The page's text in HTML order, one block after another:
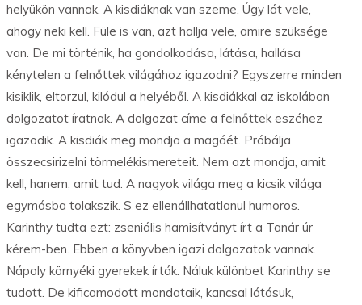
helyükön vannak. A kisdiáknak van szeme. Úgy lát vele,
ahogy neki kell. Füle is van, azt hallja vele, amire szüksége
van. De mi történik, ha gondolkodása, látása, hallása
kénytelen a felnőttek világához igazodni? Egyszerre minden
kisiklik, eltorzul, kilódul a helyéből. A kisdiákkal az iskolában
dolgozatot íratnak. A dolgozat címe a felnőttek eszéhez
igazodik. A kisdiák meg mondja a magáét. Próbálja
összecsirizelni törmelékismereteit. Nem azt mondja, amit
kell, hanem, amit tud. A nagyok világa meg a kicsik világa
egymásba tolakszik. S ez ellenállhatatlanul humoros.
Karinthy tudta ezt: zseniális hamisítványt írt a Tanár úr
kérem-ben. Ebben a könyvben igazi dolgozatok vannak.
Nápoly környéki gyerekek írták. Náluk különbet Karinthy se
tudott. De kificamodott mondataik, kancsal látásuk,